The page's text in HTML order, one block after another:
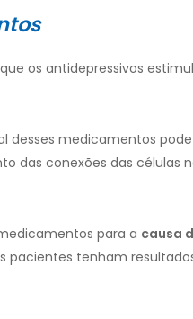
os antidepressivos
desses medicamentos
das conexões das células
para a causa
pacientes tenham